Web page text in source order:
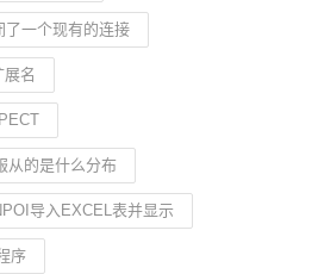
了一个现有的连接
名
从的是什么分布
导入EXCEL表并显示
序